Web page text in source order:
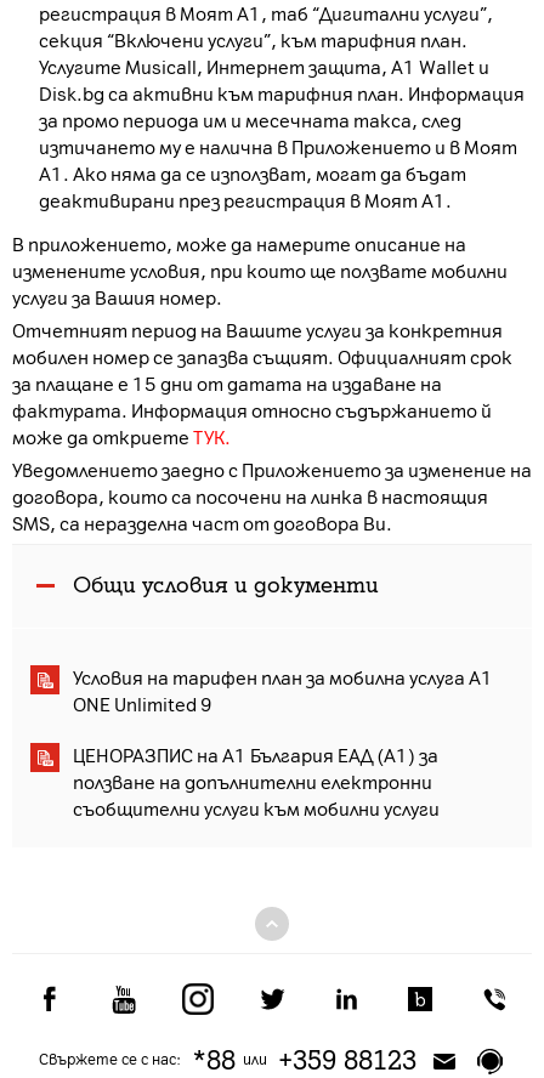
регистрация в Моят А1, таб “Дигитални услуги”,
секция “Включени услуги”, към тарифния план.
Услугите Musicall, Интернет защита, A1 Wallet и
Disk.bg са активни към тарифния план. Информация
за промо периода им и месечната такса, след
изтичането му е налична в Приложението и в Моят
А1. Ако няма да се използват, могат да бъдат
деактивирани през регистрация в Моят А1.
В приложението, може да намерите описание на
изменените условия, при които ще ползвате мобилни
услуги за Вашия номер.
Отчетният период на Вашите услуги за конкретния
мобилен номер се запазва същият. Официалният срок
за плащане е 15 дни от датата на издаване на
фактурата. Информация относно съдържанието й
може да откриете ТУК.
Уведомлението заедно с Приложението за изменение на
договора, които са посочени на линка в настоящия
SMS, са неразделна част от договора Ви.
Общи условия и документи
Условия на тарифен план за мобилна услуга A1
ONE Unlimited 9
ЦЕНОРАЗПИС на А1 България ЕАД (А1) за
ползване на допълнителни електронни
съобщителни услуги към мобилни услуги
Свържете се с нас: *88или +359 88123